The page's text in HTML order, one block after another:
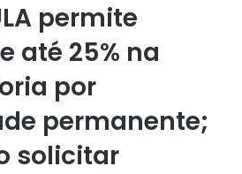
permite
até 25% na
por
permanente;
solicitar